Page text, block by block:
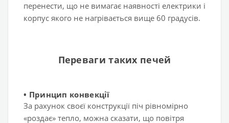
перенести, що не вимагає наявності електрики і
корпус якого не нагрівається вище 60 градусів.
Переваги таких печей
• Принцип конвекції
За рахунок своєї конструкції піч рівномірно
«роздає» тепло, можна сказати, що повітря